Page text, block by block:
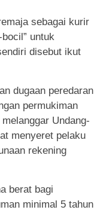
sebagai kurir
untuk
disebut ikut
dugaan peredaran
permukiman
Undang-
menyeret pelaku
rekening
berat bagi
minimal 5 tahun